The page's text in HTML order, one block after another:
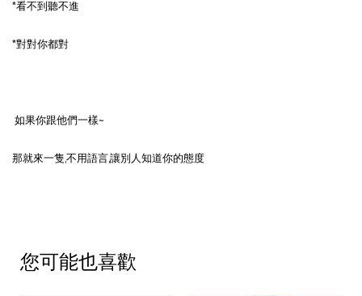
*看不到聽不進
*對對你都對
如果你跟他們一樣~
那就來一隻,不用語言,讓別人知道你的態度
您可能也喜歡